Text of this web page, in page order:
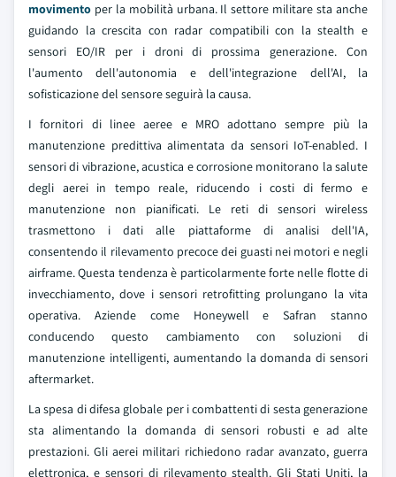
movimento per la mobilità urbana. Il settore militare sta anche
guidando la crescita con radar compatibili con la stealth e
sensori EO/IR per i droni di prossima generazione. Con
l'aumento dell'autonomia e dell'integrazione dell'AI, la
sofisticazione del sensore seguirà la causa.
I fornitori di linee aeree e MRO adottano sempre più la
manutenzione predittiva alimentata da sensori IoT-enabled. I
sensori di vibrazione, acustica e corrosione monitorano la salute
degli aerei in tempo reale, riducendo i costi di fermo e
manutenzione non pianificati. Le reti di sensori wireless
trasmettono i dati alle piattaforme di analisi dell'IA,
consentendo il rilevamento precoce dei guasti nei motori e negli
airframe. Questa tendenza è particolarmente forte nelle flotte di
invecchiamento, dove i sensori retrofitting prolungano la vita
operativa. Aziende come Honeywell e Safran stanno
conducendo questo cambiamento con soluzioni di
manutenzione intelligenti, aumentando la domanda di sensori
aftermarket.
La spesa di difesa globale per i combattenti di sesta generazione
sta alimentando la domanda di sensori robusti e ad alte
prestazioni. Gli aerei militari richiedono radar avanzato, guerra
elettronica, e sensori di rilevamento stealth. Gli Stati Uniti, la